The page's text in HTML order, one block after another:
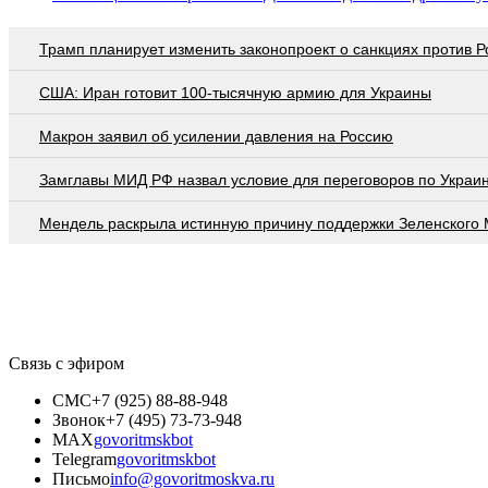
Трамп планирует изменить законопроект о санкциях против
США: Иран готовит 100-тысячную армию для Украины
Макрон заявил об усилении давления на Россию
Замглавы МИД РФ назвал условие для переговоров по
Мендель раскрыла истинную причину поддержки Зеленского
Связь с эфиром
СМС+7 (925) 88-88-948
Звонок+7 (495) 73-73-948
MAXgovoritmskbot
Telegramgovoritmskbot
Письмоinfo@govoritmoskva.ru